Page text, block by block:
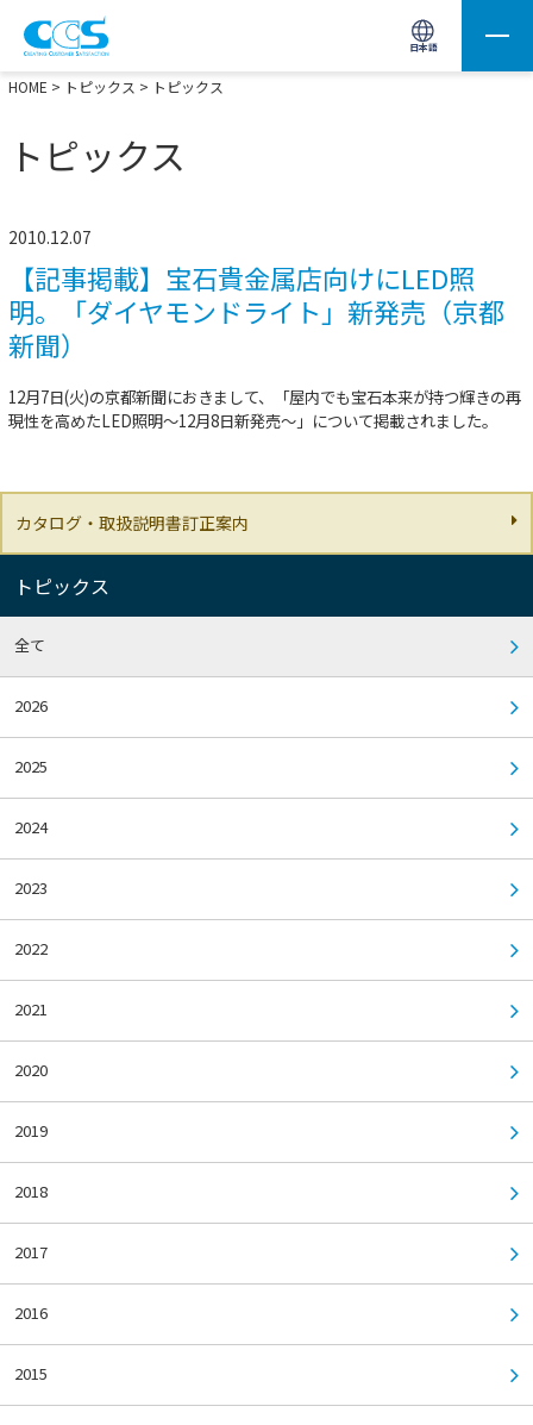
日本語
画像処理用の製品検索 サイト内検索(Enterで実行)
HOME > トピックス > トピックス
トピックス
2010.12.07
【記事掲載】宝石貴金属店向けにLED照
明。「ダイヤモンドライト」新発売（京都
新聞）
12月7日(火)の京都新聞におきまして、「屋内でも宝石本来が持つ輝きの再
現性を高めたLED照明～12月8日新発売～」について掲載されました。
カタログ・取扱説明書訂正案内
トピックス
全て
2026
2025
2024
2023
2022
2021
2020
2019
2018
2017
2016
2015